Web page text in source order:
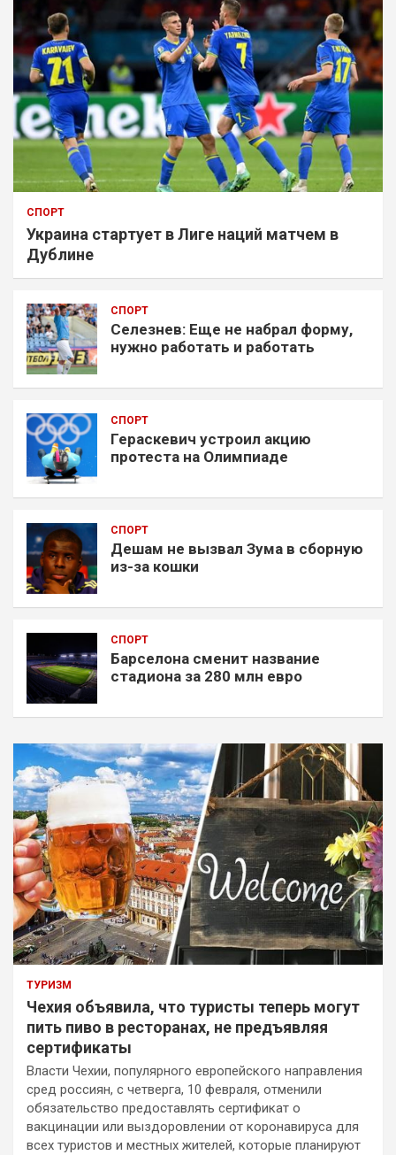
СПОРТ
Украина стартует в Лиге наций матчем в
Дублине
СПОРТ
Селезнев: Еще не набрал форму,
нужно работать и работать
СПОРТ
Гераскевич устроил акцию
протеста на Олимпиаде
СПОРТ
Дешам не вызвал Зума в сборную
из-за кошки
СПОРТ
Барселона сменит название
стадиона за 280 млн евро
ТУРИЗМ
Чехия объявила, что туристы теперь могут
пить пиво в ресторанах, не предъявляя
сертификаты
Власти Чехии, популярного европейского направления
сред россиян, с четверга, 10 февраля, отменили
обязательство предоставлять сертификат о
вакцинации или выздоровлении от коронавируса для
всех туристов и местных жителей, которые планируют